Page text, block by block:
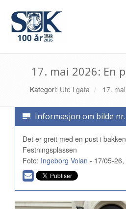
17. mai 2026: En
Kategori: Ute i gata 17. mai
Informasjon om bilde
Det er greit med en pust i
Festningsplassen
Foto: Ingeborg Volan - 17/05-26,